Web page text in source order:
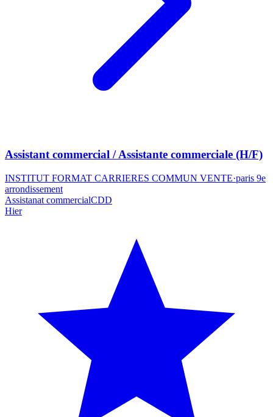
Assistant commercial / Assistante commerciale (H/F)
INSTITUT FORMAT CARRIERES COMMUN VENTE·paris 9e
arrondissement
Assistanat commercialCDD
Hier